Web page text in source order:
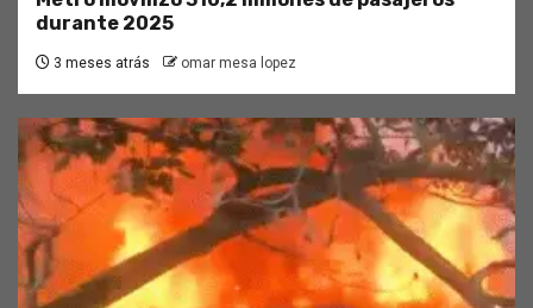
durante 2025
3 meses atrás omar mesa lopez